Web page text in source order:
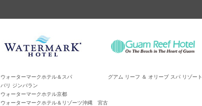
ウォーターマークホテル＆スパ
バリ ジンバラン
ウォーターマークホテル京都
ウォーターマークホテル＆リゾーツ沖縄 宮古
グアム リーフ ＆ オリーブ スパ リゾート